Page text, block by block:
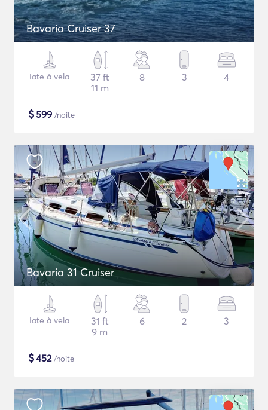
Bavaria Cruiser 37
Iate à vela
37 ft
11 m
8 3 4
$599 /noite
Bavaria 31 Cruiser
Iate à vela
31 ft
9 m
6 2 3
$452/noite